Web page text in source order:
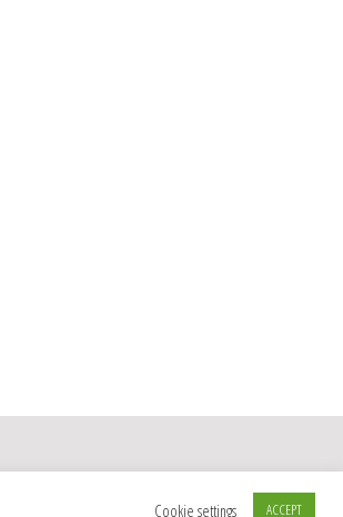
Cookie settings ACCEPT